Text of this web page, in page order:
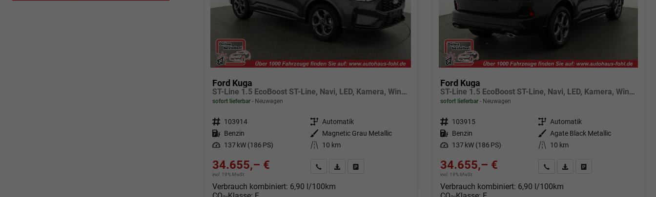
Ford Kuga
ST-Line 1.5 EcoBoost ST-Line, Navi, LED, Kamera, Winter, FS beheizbar
sofort lieferbar Neuwagen
Fahrzeugnr. 103914 Getriebe Automatik
Kraftstoff Benzin Außenfarbe
Magnetic Grau Metallic
Leistung 137 kW (186 PS) Kilometerstand 10 km
34.655,– €
incl. 19% MwSt.
Angebot anfordern
Fahrzeugexpose (PDF)
Verbrauch kombiniert: 6,90 l/100km
Ford Kuga
ST-Line 1.5 EcoBoost ST-Line, Navi, LED, Kamera, Winter, FS beheizbar
sofort lieferbar Neuwagen
Fahrzeugnr. 103915 Getriebe Automatik
Kraftstoff Benzin Außenfarbe Agate Black Metallic
Leistung 137 kW (186 PS) Kilometerstand 10 km
34.655,– €
incl. 19% MwSt.
Angebot anfordern
Fahrzeugexpose (PDF)
Fahrzeug parken
Verbrauch kombiniert: 6,90 l/100km